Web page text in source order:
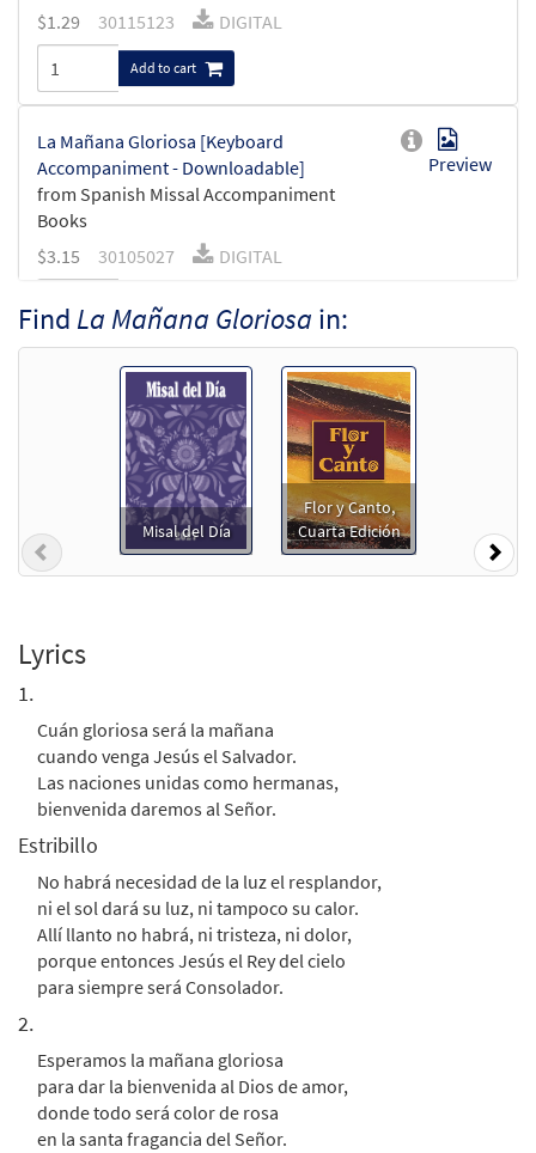
$1.29 30115123 DIGITAL
Add to cart
La Mañana Gloriosa [Keyboard
Accompaniment - Downloadable]
from Spanish Missal Accompaniment
Books
Preview
$3.15 30105027 DIGITAL
Add to cart
La Mañana Gloriosa [Guitar
Accompaniment - Downloadable]
from Spanish Missal Accompaniment
30105028 DIGITAL
Add to cart
$
Add to cart
La Mañana Gloriosa [PDF Chords Over Text
- Downloadable]
from Flor y Canto tercera edición
$2.15 30112645 DIGITAL
Add to cart
Find La Mañana Gloriosa in:
Misal del Día
Flor y Canto,
Cuarta Edición
Previous
Lyrics
1.
Cuán gloriosa será la mañana
cuando venga Jesús el Salvador.
Las naciones unidas como hermanas,
bienvenida daremos al Señor.
Estribillo
No habrá necesidad de la luz el resplandor,
ni el sol dará su luz, ni tampoco su calor.
Allí llanto no habrá, ni tristeza, ni dolor,
porque entonces Jesús el Rey del cielo
para siempre será Consolador.
2.
Esperamos la mañana gloriosa
para dar la bienvenida al Dios de amor,
donde todo será color de rosa
en la santa fragancia del Señor.